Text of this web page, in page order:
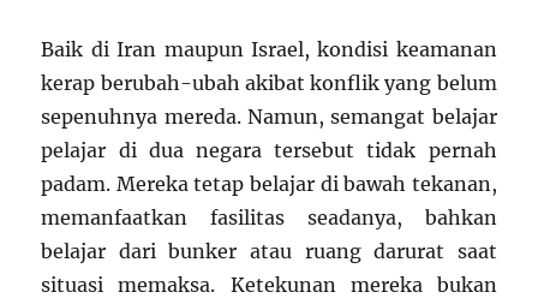
Baik di Iran maupun Israel, kondisi keamanan
kerap berubah-ubah akibat konflik yang belum
sepenuhnya mereda. Namun, semangat belajar
pelajar di dua negara tersebut tidak pernah
padam. Mereka tetap belajar di bawah tekanan,
memanfaatkan fasilitas seadanya, bahkan
belajar dari bunker atau ruang darurat saat
situasi memaksa. Ketekunan mereka bukan